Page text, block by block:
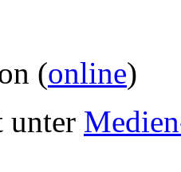
(online)
unter